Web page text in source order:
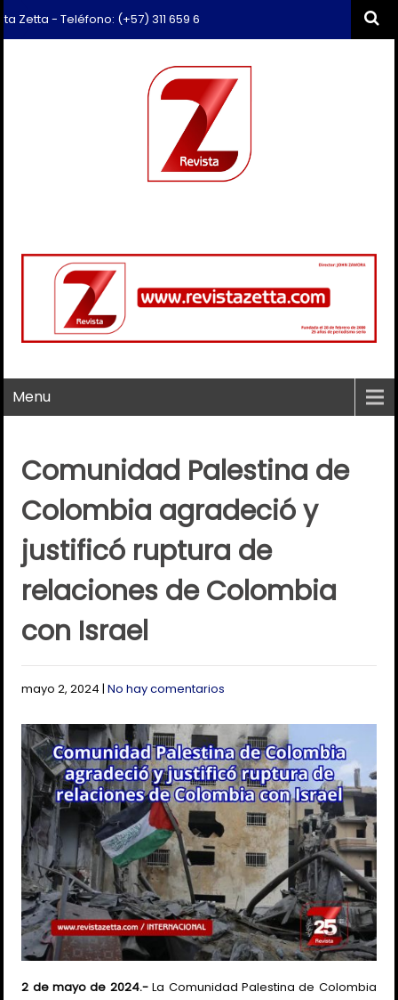
- Teléfono: (+57) 311 659 6374 - Correo: revista.zetta@gmail.com
Menu
Comunidad Palestina de
Colombia agradeció y
justificó ruptura de
relaciones de Colombia
con Israel
mayo 2, 2024 |No hay comentarios
2 de mayo de 2024.-La Comunidad Palestina de Colombia